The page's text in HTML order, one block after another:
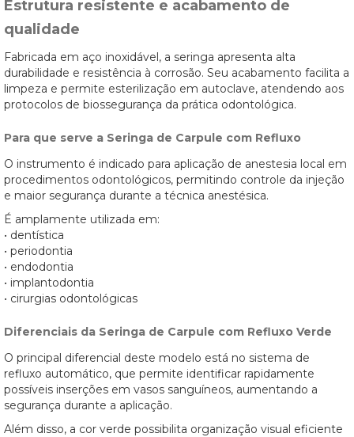
Estrutura resistente e acabamento de
qualidade
Fabricada em aço inoxidável, a seringa apresenta alta
durabilidade e resistência à corrosão. Seu acabamento facilita a
limpeza e permite esterilização em autoclave, atendendo aos
protocolos de biossegurança da prática odontológica.
Para que serve a Seringa de Carpule com Refluxo
O instrumento é indicado para aplicação de anestesia local em
procedimentos odontológicos, permitindo controle da injeção
e maior segurança durante a técnica anestésica.
É amplamente utilizada em:
• dentística
• periodontia
• endodontia
• implantodontia
• cirurgias odontológicas
Diferenciais da Seringa de Carpule com Refluxo Verde
O principal diferencial deste modelo está no sistema de
refluxo automático, que permite identificar rapidamente
possíveis inserções em vasos sanguíneos, aumentando a
segurança durante a aplicação.
Além disso, a cor verde possibilita organização visual eficiente